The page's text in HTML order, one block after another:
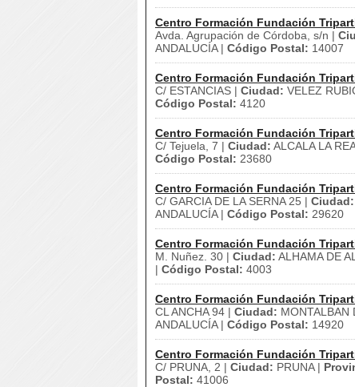
Centro Formación Fundación
Avda. Agrupación de Córdoba, s/n |
ANDALUCÍA | Código Postal: 14007
Centro Formación Fundación
C/ ESTANCIAS | Ciudad: VELEZ
Código Postal: 4120
Centro Formación Fundación
C/ Tejuela, 7 | Ciudad: ALCALA LA
Código Postal: 23680
Centro Formación Fundación
C/ GARCIA DE LA SERNA 25 | Ciudad:
ANDALUCÍA | Código Postal: 29620
Centro Formación Fundación
M. Nuñez. 30 | Ciudad: ALHAMA DE
| Código Postal: 4003
Centro Formación Fundación
CL ANCHA 94 | Ciudad: MONTALBAN
ANDALUCÍA | Código Postal: 14920
Centro Formación Fundación
C/ PRUNA, 2 | Ciudad: PRUNA |
Postal: 41006